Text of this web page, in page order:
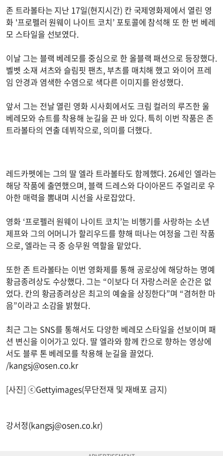
존 트라볼타는 지난 17일(현지시간) 칸 국제영화제에서 열린 영
화 '프로펠러 원웨이 나이트 코치’ 포토콜에 참석해 또 한 번 베레
모 스타일을 선보였다.
이날 그는 블랙 베레모를 중심으로 한 올블랙 패션으로 등장했다.
벨벳 소재 셔츠와 슬림핏 팬츠, 부츠를 매치해 했고 와이어 프레
임 안경과 염색한 수염으로 색다른 이미지를 완성했다.
앞서 그는 전날 열린 영화 시사회에서도 크림 컬러의 루즈한 울
베레모와 슈트를 착용해 눈길을 끈 바 있다. 특히 이번 작품은 존
트라볼타의 연출 데뷔작으로, 의미를 더했다.
레드카펫에는 그의 딸 엘라 트라볼타도 함께했다. 26세인 엘라는
해당 작품에 출연했으며, 블랙 드레스와 다이아몬드 주얼리로 우
아한 매력을 뽐내며 시선을 사로잡았다.
영화 ‘프로펠러 원웨이 나이트 코치’는 비행기를 사랑하는 소년
제프와 그의 어머니가 할리우드를 향해 떠나는 여정을 그린 작품
으로, 엘라는 극 중 승무원 역할을 맡았다.
또한 존 트라볼타는 이번 영화제를 통해 공로상에 해당하는 명예
황금종려상도 수상했다. 그는 “이보다 더 자랑스러운 순간은 없
었다. 칸의 황금종려상은 최고의 예술을 상징한다”며 “겸허한 마
음”이라고 소감을 밝혔다.
최근 그는 SNS를 통해서도 다양한 베레모 스타일을 선보이며 패
션 변신을 이어가고 있다. 딸 엘라와 함께 칸으로 향하는 영상에
서도 블루 톤 베레모를 착용해 눈길을 끌었다.
/kangsj@osen.co.kr
[사진] ⓒGettyimages(무단전재 및 재배포 금지)
강서정(kangsj@osen.co.kr)